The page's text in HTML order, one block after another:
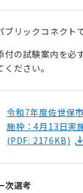
ブリックコネクト
付の試験案内を必
ください。
令和7年度佐世保
施枠：4月13日実
(PDF: 2176KB)
次選考